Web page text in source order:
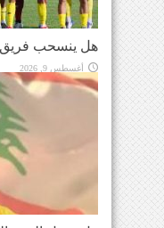
هل ينسحب فريق
أغسطس 9, 2026